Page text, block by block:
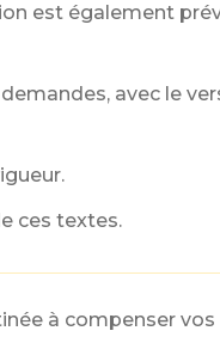
est également
avec le
ces textes.
à compenser